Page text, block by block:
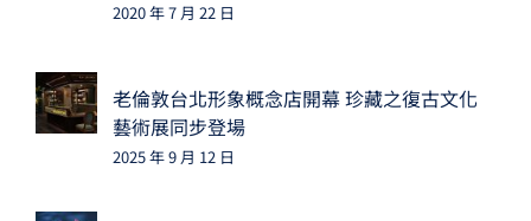
2020 年 7 月 22 日
老倫敦台北形象概念店開幕 珍藏之復古文化
藝術展同步登場
2025 年 9 月 12 日